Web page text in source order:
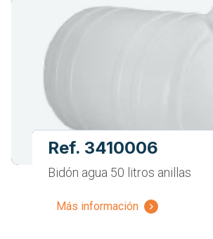
Ref. 3410006
Bidón agua 50 litros anillas
Más información